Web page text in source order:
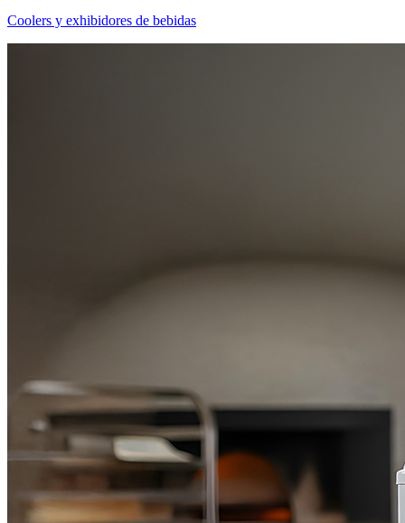
Coolers y exhibidores de bebidas